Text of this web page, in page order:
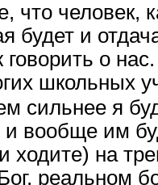
что человек,
будет и
о
школьных
сильнее я
и вообще им
ходите) на
реальном